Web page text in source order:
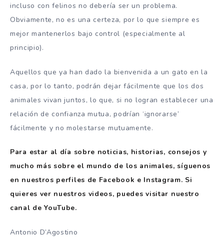
incluso con felinos no debería ser un problema.
Obviamente, no es una certeza, por lo que siempre es
mejor mantenerlos bajo control (especialmente al
principio).
Aquellos que ya han dado la bienvenida a un gato en la
casa, por lo tanto, podrán dejar fácilmente que los dos
animales vivan juntos, lo que, si no logran establecer una
relación de confianza mutua, podrían ‘ignorarse’
fácilmente y no molestarse mutuamente.
Para estar al día sobre noticias, historias, consejos y
mucho más sobre el mundo de los animales, síguenos
en nuestros perfiles de Facebook e Instagram. Si
quieres ver nuestros videos, puedes visitar nuestro
canal de YouTube.
Antonio D’Agostino